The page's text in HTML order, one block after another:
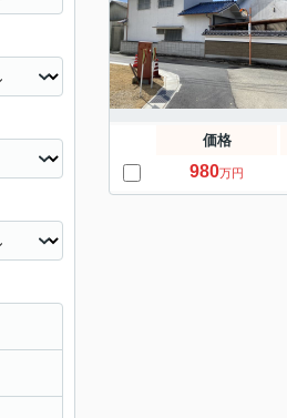
価格
980万円